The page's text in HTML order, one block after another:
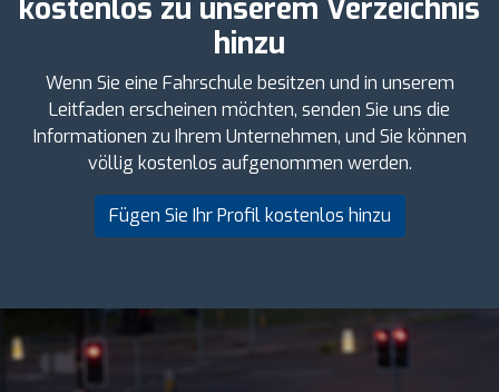
kostenlos zu unserem Verzeichnis
hinzu
Wenn Sie eine Fahrschule besitzen und in unserem
Leitfaden erscheinen möchten, senden Sie uns die
Informationen zu Ihrem Unternehmen, und Sie können
völlig kostenlos aufgenommen werden.
Fügen Sie Ihr Profil kostenlos hinzu